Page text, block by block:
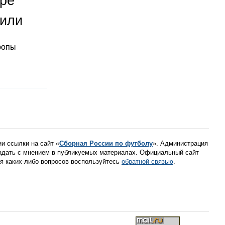
ссылки на сайт «Сборная России по футболу». Администрация
с мнением в публикуемых материалах. Официальный сайт
либо вопросов воспользуйтесь обратной связью.